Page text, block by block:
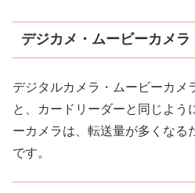
デジカメ・ムービーカメラ
デジタルカメラ・ムービーカメ
と、カードリーダーと同じよう
ーカメラは、転送量が多くなる
です。